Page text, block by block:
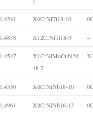
1.4541 X6CrNiTi18-10
1.4878 X12CrNiTi18-9 –
1.4547
X1CrNiMoCuN20-
18-7
1.4550 X6CrNiNb18-10
1.4961 X8CrNiNb16-13